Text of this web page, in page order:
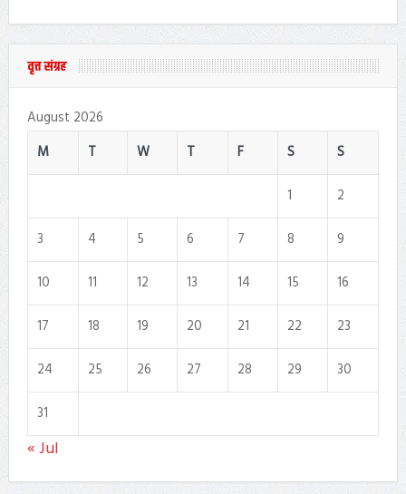
वृत्त संग्रह
August 2026
M
T W T F S
S
1
2
3
4 5 6 7 8
9
10
11 12 13 14 15
16
17
18 19 20 21 22
23
24
25 26 27 28 29
30
31
« Jul